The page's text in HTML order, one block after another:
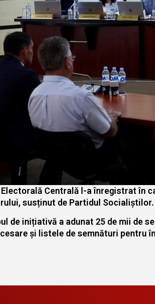
Centrală l-a înregistrat în
susținut de Partidul Socialiștilor.
de inițiativă a adunat 25 de mii de
și listele de semnături pentru